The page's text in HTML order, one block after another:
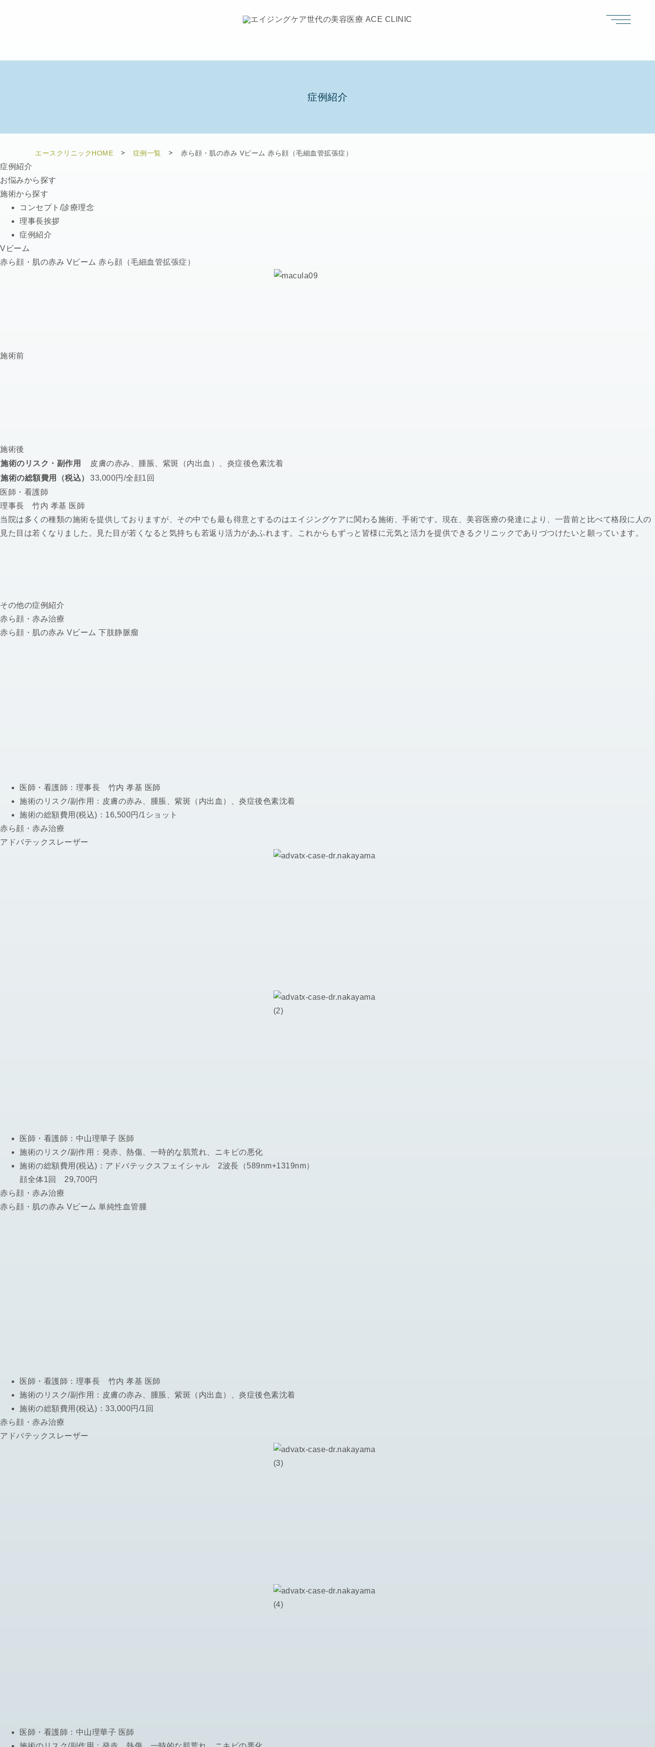
症例紹介
エースクリニックHOME 症例一覧 赤ら顔・肌の赤み Vビーム 赤ら顔（毛細血管拡張症）
症例紹介
お悩みから探す
施術から探す
コンセプト/診療理念
理事長挨拶
症例紹介
Vビーム
赤ら顔・肌の赤み Vビーム 赤ら顔（毛細血管拡張症）
施術前
施術後
施術のリスク・副作用
皮膚の赤み、腫脹、紫斑（内出血）、炎症後色素沈着
施術の総額費用（税込）
33,000円/全顔1回
医師・看護師
理事長 竹内 孝基 医師
当院は多くの種類の施術を提供しておりますが、その中でも最も得意とするのはエイジングケアに関わる施術、手術です。現在、美容医療の発達により、一昔前と比べて格段に人の
見た目は若くなりました。見た目が若くなると気持ちも若返り活力があふれます。これからもずっと皆様に元気と活力を提供できるクリニックでありづつけたいと願っています。
その他の症例紹介
赤ら顔・赤み治療
赤ら顔・肌の赤み Vビーム 下肢静脈瘤
医師・看護師： 理事長 竹内 孝基 医師
施術のリスク/副作用： 皮膚の赤み、腫脹、紫斑（内出血）、炎症後色素沈着
施術の総額費用(税込)： 16,500円/1ショット
赤ら顔・赤み治療
アドバテックスレーザー
医師・看護師： 中山理華子 医師
施術のリスク/副作用： 発赤、熱傷、一時的な肌荒れ、ニキビの悪化
施術の総額費用(税込)： アドバテックスフェイシャル 2波長（589nm+1319nm）
顔全体1回 29,700円
赤ら顔・赤み治療
赤ら顔・肌の赤み Vビーム 単純性血管腫
医師・看護師： 理事長 竹内 孝基 医師
施術のリスク/副作用： 皮膚の赤み、腫脹、紫斑（内出血）、炎症後色素沈着
施術の総額費用(税込)： 33,000円/1回
赤ら顔・赤み治療
アドバテックスレーザー
医師・看護師： 中山理華子 医師